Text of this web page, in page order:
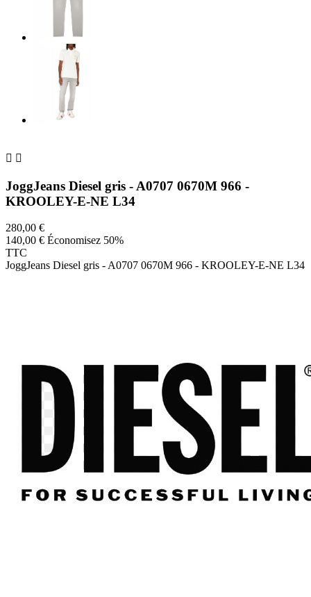
 
JoggJeans Diesel gris - A0707 0670M 966 -
KROOLEY-E-NE L34
280,00 €
140,00 € Économisez 50%
TTC
JoggJeans Diesel gris - A0707 0670M 966 - KROOLEY-E-NE L34